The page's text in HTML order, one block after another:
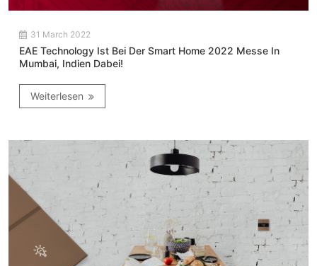
31 March 2022
EAE Technology Ist Bei Der Smart Home 2022 Messe In
Mumbai, Indien Dabei!
Weiterlesen